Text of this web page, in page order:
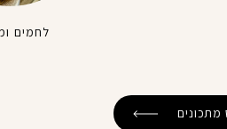
לחמים
מתכונים